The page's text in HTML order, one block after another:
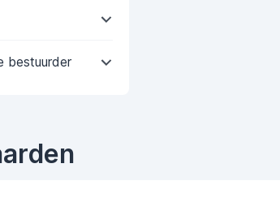
bestuurder